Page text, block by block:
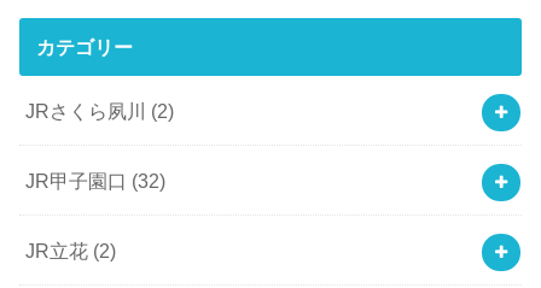
カテゴリー
JRさくら夙川 (2)
JR甲子園口 (32)
JR立花 (2)